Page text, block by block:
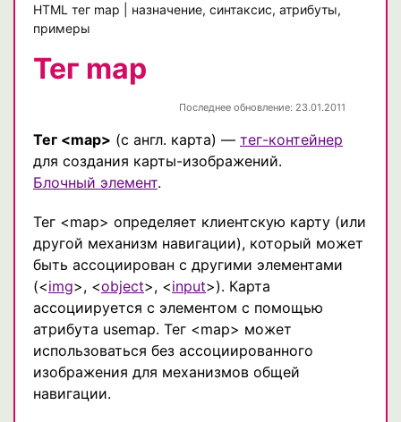
HTML тег map | назначение, синтаксис, атрибуты,
примеры
Тег map
Последнее обновление: 23.01.2011
Тег <map> (с англ. карта) — тег-контейнер
для создания карты-изображений.
Блочный элемент.
Тег <map> определяет клиентскую карту (или
другой механизм навигации), который может
быть ассоциирован с другими элементами
(<img>, <object>, <input>). Карта
ассоциируется с элементом с помощью
атрибута usemap. Тег <map> может
использоваться без ассоциированного
изображения для механизмов общей
навигации.